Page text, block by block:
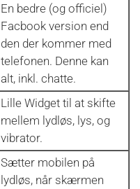
En bedre (og officiel)
Facbook version end
den der kommer med
telefonen. Denne kan
alt, inkl. chatte.
Lille Widget til at skifte
mellem lydløs, lys, og
vibrator.
Sætter mobilen på
lydløs, når skærmen